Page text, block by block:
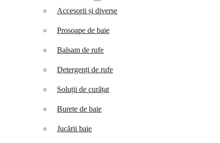
Accesorii și diverse
Prosoape de baie
Balsam de rufe
Detergenți de rufe
Soluții de curățat
Burete de baie
Jucării baie